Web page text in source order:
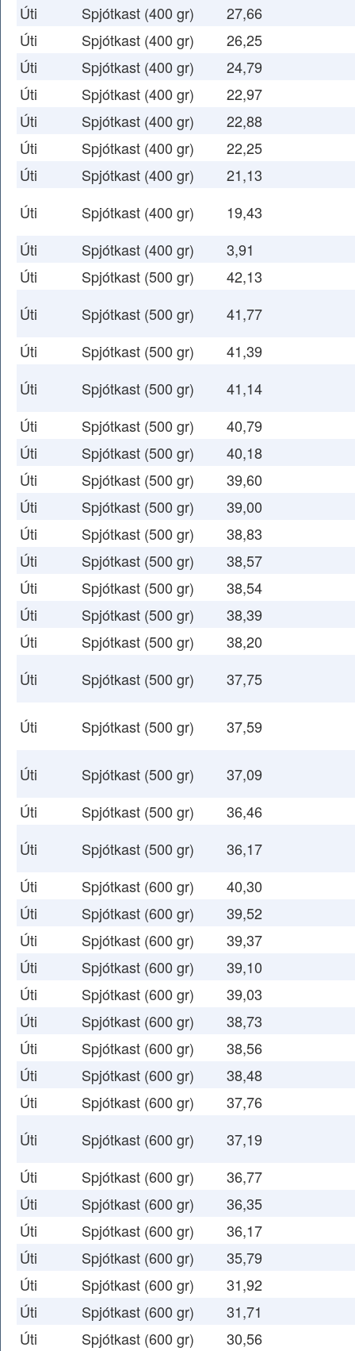
Úti
Spjótkast (400 gr)
27,66
Úti
Spjótkast (400 gr)
26,25
Úti
Spjótkast (400 gr)
24,79
Úti
Spjótkast (400 gr)
22,97
Úti
Spjótkast (400 gr)
22,88
Úti
Spjótkast (400 gr)
22,25
Úti
Spjótkast (400 gr)
21,13
Úti
Spjótkast (400 gr)
19,43
Úti
Spjótkast (400 gr)
3,91
Úti
Spjótkast (500 gr)
42,13
Úti
Spjótkast (500 gr)
41,77
Úti
Spjótkast (500 gr)
41,39
Úti
Spjótkast (500 gr)
41,14
Úti
Spjótkast (500 gr)
40,79
Úti
Spjótkast (500 gr)
40,18
Úti
Spjótkast (500 gr)
39,60
Úti
Spjótkast (500 gr)
39,00
Úti
Spjótkast (500 gr)
38,83
Úti
Spjótkast (500 gr)
38,57
Úti
Spjótkast (500 gr)
38,54
Úti
Spjótkast (500 gr)
38,39
Úti
Spjótkast (500 gr)
38,20
Úti
Spjótkast (500 gr) 37,75
Úti Spjótkast (500 gr) 37,59
Úti Spjótkast (500 gr)
37,09
Úti
Spjótkast (500 gr)
36,46
Úti
Spjótkast (500 gr)
36,17
Úti
Spjótkast (600 gr)
40,30
Úti
Spjótkast (600 gr)
39,52
Úti
Spjótkast (600 gr)
39,37
Úti
Spjótkast (600 gr)
39,10
Úti
Spjótkast (600 gr)
39,03
Úti
Spjótkast (600 gr)
38,73
Úti
Spjótkast (600 gr)
38,56
Úti
Spjótkast (600 gr)
38,48
Úti
Spjótkast (600 gr)
37,76
Úti
Spjótkast (600 gr)
37,19
Úti
Spjótkast (600 gr)
36,77
Úti
Spjótkast (600 gr)
36,35
Úti
Spjótkast (600 gr)
36,17
Úti
Spjótkast (600 gr)
35,79
Úti
Spjótkast (600 gr)
31,92
Úti
Spjótkast (600 gr)
31,71
Úti
Spjótkast (600 gr) 30,56